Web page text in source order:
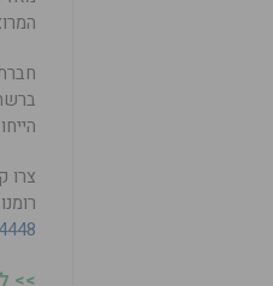
צרו
>>